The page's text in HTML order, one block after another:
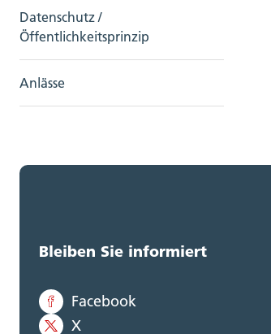
Datenschutz /
Öffentlichkeitsprinzip
Anlässe
Bleiben Sie informiert
Facebook
X